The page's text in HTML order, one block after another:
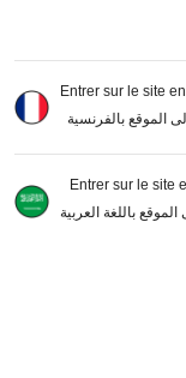
Entrer sur le site
الموقع بالفرنسية
Entrer sur le site
الموقع باللغة العربية